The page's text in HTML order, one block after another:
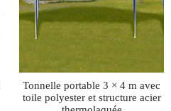
Tonnelle portable 3 × 4 m avec
toile polyester et structure acier